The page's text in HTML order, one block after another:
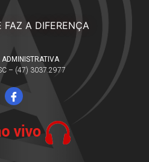
FAZ A DIFERENÇA
ADMINISTRATIVA
– (47) 3037.2977